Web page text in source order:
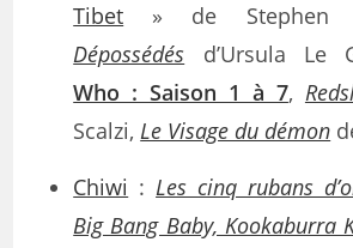
Tibet » de Stephen
Dépossédés d’Ursula Le
Who : Saison 1 à 7,
Scalzi,Le Visage du démon
Chiwi :Les cinq rubans
Big Bang Baby, Kookaburra